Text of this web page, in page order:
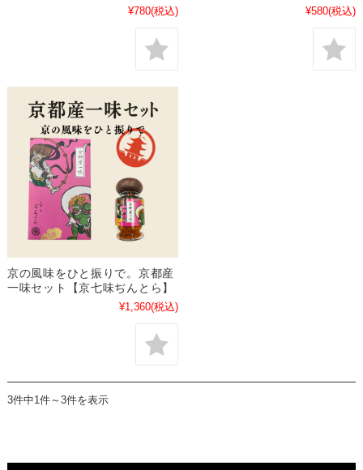
¥780(税込) ¥580(税込)
京の風味をひと振りで。京都産
一味セット【京七味ぢんとら】
¥1,360(税込)
3件中1件～3件を表示